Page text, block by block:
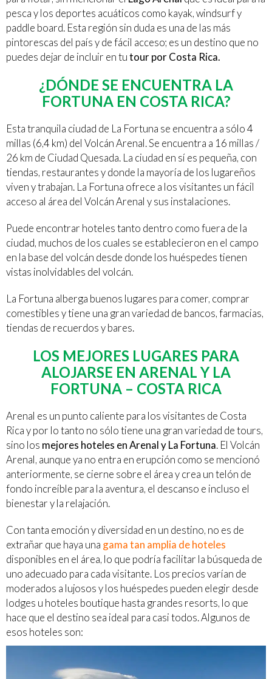
pesca y los deportes acuáticos como kayak, windsurf y
paddle board. Esta región sin duda es una de las más
pintorescas del país y de fácil acceso; es un destino que no
puedes dejar de incluir en tutour por Costa Rica.
¿DÓNDE SE ENCUENTRA LA
FORTUNA EN COSTA RICA?
Esta tranquila ciudad de La Fortuna se encuentra a sólo 4
millas (6,4 km) del Volcán Arenal. Se encuentra a 16 millas /
26 km de Ciudad Quesada. La ciudad en sí es pequeña, con
tiendas, restaurantes y donde la mayoría de los lugareños
viven y trabajan. La Fortuna ofrece a los visitantes un fácil
acceso al área del Volcán Arenal y sus instalaciones.
Puede encontrar hoteles tanto dentro como fuera de la
ciudad, muchos de los cuales se establecieron en el campo
en la base del volcán desde donde los huéspedes tienen
vistas inolvidables del volcán.
La Fortuna alberga buenos lugares para comer, comprar
comestibles y tiene una gran variedad de bancos, farmacias,
tiendas de recuerdos y bares.
LOS MEJORES LUGARES PARA
ALOJARSE EN ARENAL Y LA
FORTUNA – COSTA RICA
Arenal es un punto caliente para los visitantes de Costa
Rica y por lo tanto no sólo tiene una gran variedad de tours,
sino los mejores hoteles en Arenal y La Fortuna. El Volcán
Arenal, aunque ya no entra en erupción como se mencionó
anteriormente, se cierne sobre el área y crea un telón de
fondo increíble para la aventura, el descanso e incluso el
bienestar y la relajación.
Con tanta emoción y diversidad en un destino, no es de
extrañar que haya una gama tan amplia de hoteles
disponibles en el área, lo que podría facilitar la búsqueda de
uno adecuado para cada visitante. Los precios varían de
moderados a lujosos y los huéspedes pueden elegir desde
lodges u hoteles boutique hasta grandes resorts, lo que
hace que el destino sea ideal para casi todos. Algunos de
esos hoteles son: